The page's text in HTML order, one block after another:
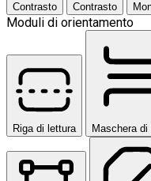
Contrasto Contrasto
Moduli di orientamento
Riga di lettura Maschera di